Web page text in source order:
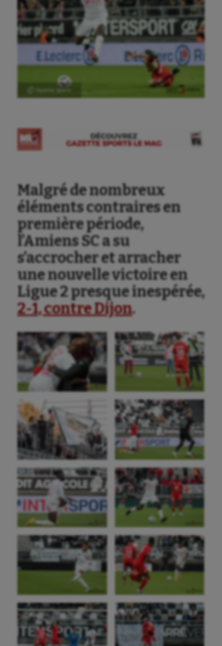
Ⓒ Gazette Sports
Malgré de nombreux
éléments contraires en
première période,
l’Amiens SC a su
s’accrocher et arracher
une nouvelle victoire en
Ligue 2 presque inespérée,
2-1, contre Dijon.